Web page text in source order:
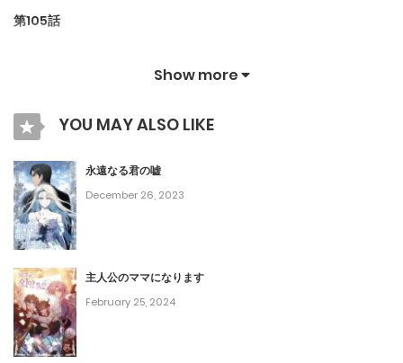
第105話
February 8, 2024
第103話
February 7, 2024
第102話
February 7, 2024
第101話
January 1, 2024
Show more
YOU MAY ALSO LIKE
永遠なる君の嘘
December 26, 2023
主人公のママになります
February 25, 2024